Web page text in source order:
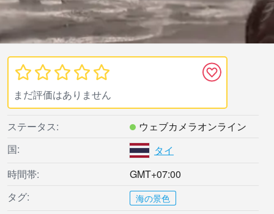
まだ評価はありません
ステータス:
ウェブカメラオンライン
国:
タイ
時間帯:
GMT+07:00
タグ:
海の景色